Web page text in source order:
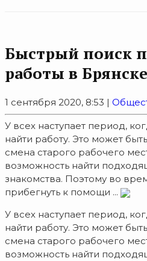
Быстрый поиск
работы в
1 сентября 2020, 8:53 |
У всех наступает период,
найти работу. Это может
смена старого рабочего
возможность найти
знакомства. Поэтому во
прибегнуть к помощи ...
У всех наступает период,
найти работу. Это может
смена старого рабочего
возможность найти